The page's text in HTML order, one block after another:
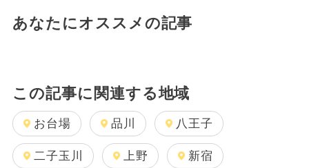
あなたにオススメの記事
この記事に関連する地域
お台場 品川 八王子
二子玉川 上野 新宿